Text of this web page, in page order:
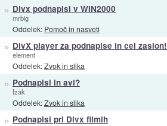
» Divx podnapisi v WIN2000
mrbig
Oddelek: Pomoč in nasveti
» DivX player za podnapise in cel zaslon!
element
Oddelek:Zvok in slika
» Podnapisi in avi?
Izak
Oddelek:Zvok in slika
» Podnapisi pri Divx filmih